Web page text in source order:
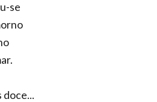
se
doce...